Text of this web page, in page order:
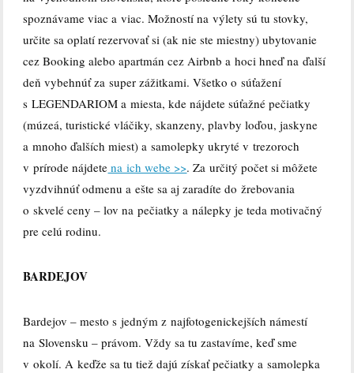
spoznávame viac a viac. Možností na výlety sú tu stovky,
určite sa oplatí rezervovať si (ak nie ste miestny) ubytovanie
cez Booking alebo apartmán cez Airbnb a hoci hneď na ďalší
deň vybehnúť za super zážitkami. Všetko o súťažení
s LEGENDARIOM a miesta, kde nájdete súťažné pečiatky
(múzeá, turistické vláčiky, skanzeny, plavby loďou, jaskyne
a mnoho ďalších miest) a samolepky ukryté v trezoroch
v prírode nájdete na ich webe >>. Za určitý počet si môžete
vyzdvihnúť odmenu a ešte sa aj zaradíte do žrebovania
o skvelé ceny – lov na pečiatky a nálepky je teda motivačný
pre celú rodinu.
BARDEJOV
Bardejov – mesto s jedným z najfotogenickejších námestí
na Slovensku – právom. Vždy sa tu zastavíme, keď sme
v okolí. A keďže sa tu tiež dajú získať pečiatky a samolepka